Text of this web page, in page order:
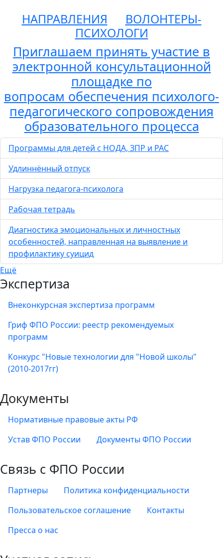
НАПРАВЛЕНИЯ
ВОЛОНТЕРЫ-
ПСИХОЛОГИ
Приглашаем принять участие в
электронной консультационной
площадке по
вопросам обеспечения психолого-
педагогического сопровождения
образовательного процесса
Программы для детей с НОДА, ЗПР и РАС
Удлиннённый отпуск
Нагрузка педагога-психолога
Рабочая тетрадь
Диагностика эмоциональных и личностных
особенностей, направленная на выявление и
профилактику суицид
Ещё
Экспертиза
Внеконкурсная экспертиза программ
Гриф ФПО России: реестр рекомендуемых
программ
Конкурс "Новые технологии для "Новой школы"
(2010-2017гг)
Документы
Нормативные правовые акты РФ
Устав ФПО России
Документы ФПО России
Связь с ФПО России
Партнеры
Политика конфиденциальности
Пользовательское соглашение
Контакты
Пресса о нас